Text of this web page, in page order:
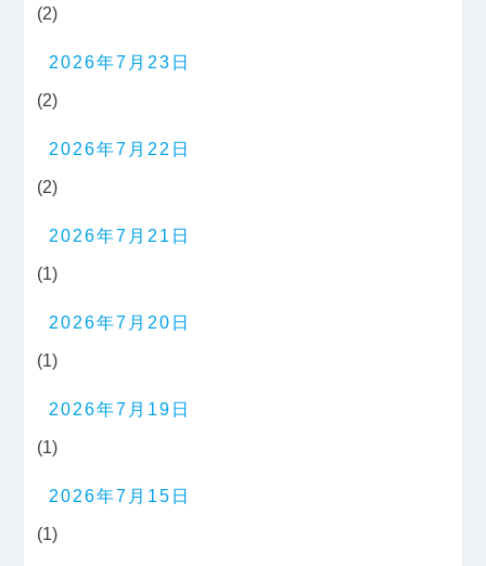
(2)
2026年7月23日
(2)
2026年7月22日
(2)
2026年7月21日
(1)
2026年7月20日
(1)
2026年7月19日
(1)
2026年7月15日
(1)